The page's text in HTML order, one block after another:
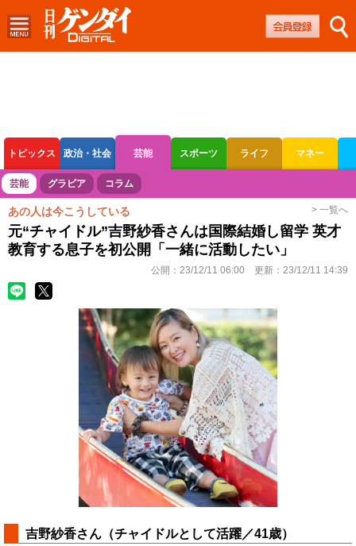
トピックス 政治・社会 芸能 スポーツ ライフ マネー
ボートレース 競輪 オートレース
芸能 グラビア コラム
あの人は今こうしている > 一覧へ
元“チャイドル”吉野紗香さんは国際結婚し留学 英才
教育する息子を初公開「一緒に活動したい」
公開： 23/12/11 06:00 更新： 23/12/11 14:39
吉野紗香さん（チャイドルとして活躍／41歳）